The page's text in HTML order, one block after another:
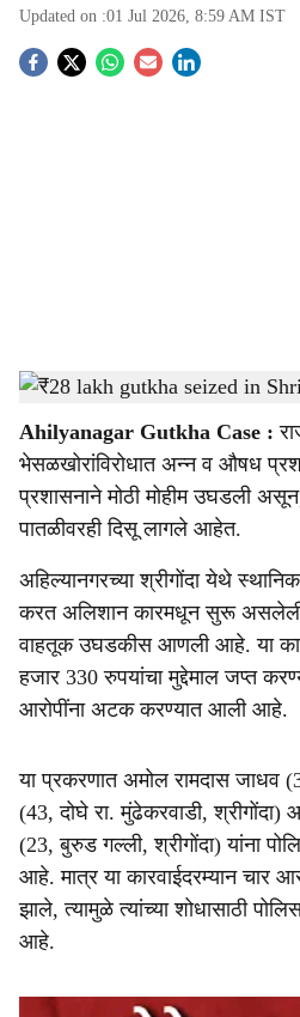
Updated on :01 Jul 2026, 8:59 AM IST
S
a
r
₹28 lakh gutkha seized in Shrigonda-
Ahilyanagar Gutkha Case :
भेसळखोरांविरोधात अन्न व औषध
प्रशासनाने मोठी मोहीम उघडली
पातळीवरही दिसू लागले आहेत.
अहिल्यानगरच्या श्रीगोंदा येथे
करत अलिशान कारमधून सुरू असलेली
वाहतूक उघडकीस आणली आहे. या
हजार 330 रुपयांचा मुद्देमाल जप्त
आरोपींना अटक करण्यात आली आहे.
या प्रकरणात अमोल रामदास
(43, दोघे रा. मुंढेकरवाडी, श्रीगोंदा)
(23, बुरुड गल्ली, श्रीगोंदा) यांना
आहे. मात्र या कारवाईदरम्यान चार
झाले, त्यामुळे त्यांच्या शोधासाठी
आहे.